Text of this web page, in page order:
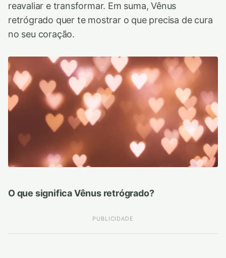
reavaliar e transformar. Em suma, Vênus
retrógrado quer te mostrar o que precisa de cura
no seu coração.
O que significa Vênus retrógrado?
PUBLICIDADE